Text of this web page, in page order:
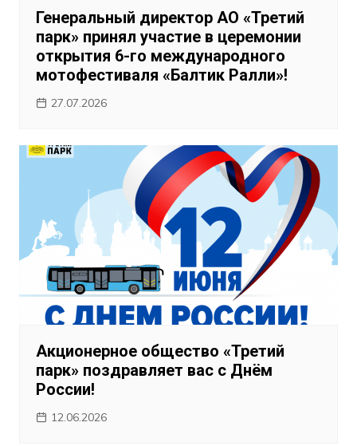
Генеральный директор АО «Третий
парк» принял участие в церемонии
открытия 6-го международного
мотофестиваля «Балтик Ралли»!
27.07.2026
Акционерное общество «Третий
парк» поздравляет вас с Днём
России!
12.06.2026